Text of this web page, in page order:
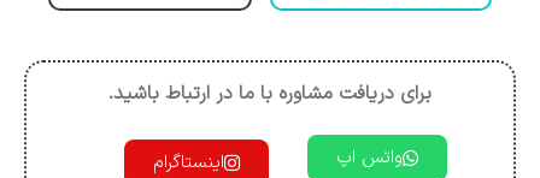
برای دریافت مشاوره با ما در ارتباط باشید.
واتس اپ اینستاگرام